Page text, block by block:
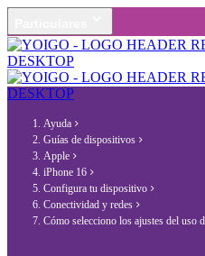
Ayuda
Guías de dispositivos
Apple
iPhone 16
Configura tu dispositivo
Conectividad y redes
Cómo selecciono los ajustes del uso